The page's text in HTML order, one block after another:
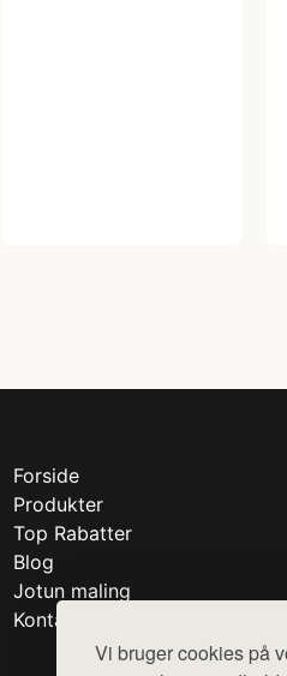
Vi bruger cookies på
Forside
Produkter
Top Rabatter
Blog
Jotun maling
Kontakt